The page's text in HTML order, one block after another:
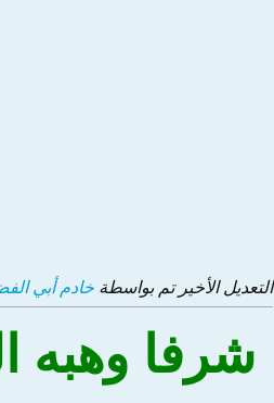
التعديل الأخير تم بواسطة خادم أبي
شرفا وهبه